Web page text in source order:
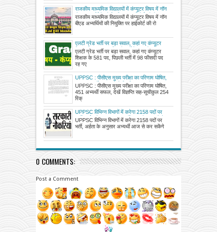
राजकीय माध्यमिक विद्यालयों में कंप्यूटर विषय में नॉन
बीएड अभ्यर्थियों की नियुक्ति पर हाईकोर्ट की रोक
राजकीय माध्यमिक विद्यालयों में कंप्यूटर विषय में नॉन
बीएड अभ्यर्थियों की नियुक्ति पर हाईकोर्ट की रो
एलटी ग्रेड भर्ती पर बड़ा सवाल, कहां गए कंप्यूटर
शिक्षक के 581 पद, पिछली भर्ती में 98 फीसदी पद
रह गए थे खाली, इसके बाद भी घट गई पदों की संख्या
एलटी ग्रेड भर्ती पर बड़ा सवाल, कहां गए कंप्यूटर
शिक्षक के 581 पद, पिछली भर्ती में 98 फीसदी पद
रह गए
UPPSC : पीसीएस मुख्य परीक्षा का परिणाम घोषित,
451 अभ्यर्थी सफल, देखें विज्ञप्ति सह-सूची
UPPSC : पीसीएस मुख्य परीक्षा का परिणाम घोषित,
451 अभ्यर्थी सफल, देखें विज्ञप्ति सह-सूचीकुल 254
रिक्
UPPSC विभिन्न विभागों में करेगा 2158 पदों पर
भर्ती, अर्हता के अनुसार अभ्यर्थी आज से कर सकेंगे
ओटीआर आधारित ऑनलाइन आवेदन
UPPSC विभिन्न विभागों में करेगा 2158 पदों पर
भर्ती, अर्हता के अनुसार अभ्यर्थी आज से कर सकेंगे
0 COMMENTS:
Post a Comment